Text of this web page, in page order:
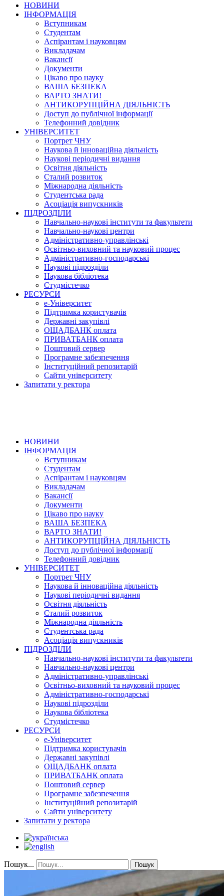
НОВИНИ
ІНФОРМАЦІЯ
Вступникам
Студентам
Аспірантам і науковцям
Викладачам
Вакансії
Документи
Цікаво про науку
ВАША БЕЗПЕКА
ВАРТО ЗНАТИ!
АНТИКОРУПЦІЙНА ДІЯЛЬНІСТЬ
Доступ до публічної інформації
Телефонний довідник
УНІВЕРСИТЕТ
Портрет ЧНУ
Наукова й інноваційна діяльність
Наукові періодичні видання
Освітня діяльність
Сталий розвиток
Міжнародна діяльність
Студентська рада
Асоціація випускників
ПІДРОЗДІЛИ
Навчально-наукові інститути та факультети
Навчально-наукові центри
Адміністративно-управлінські
Освітньо-виховний та науковий процес
Адміністративно-господарські
Наукові підрозділи
Наукова бібліотека
Студмістечко
РЕСУРСИ
е-Університет
Підтримка користувачів
Державні закупівлі
ОЩАДБАНК оплата
ПРИВАТБАНК оплата
Поштовий сервер
Програмне забезпечення
Інституційний репозитарій
Сайти університету
Запитати у ректора
НОВИНИ
ІНФОРМАЦІЯ
Вступникам
Студентам
Аспірантам і науковцям
Викладачам
Вакансії
Документи
Цікаво про науку
ВАША БЕЗПЕКА
ВАРТО ЗНАТИ!
АНТИКОРУПЦІЙНА ДІЯЛЬНІСТЬ
Доступ до публічної інформації
Телефонний довідник
УНІВЕРСИТЕТ
Портрет ЧНУ
Наукова й інноваційна діяльність
Наукові періодичні видання
Освітня діяльність
Сталий розвиток
Міжнародна діяльність
Студентська рада
Асоціація випускників
ПІДРОЗДІЛИ
Навчально-наукові інститути та факультети
Навчально-наукові центри
Адміністративно-управлінські
Освітньо-виховний та науковий процес
Адміністративно-господарські
Наукові підрозділи
Наукова бібліотека
Студмістечко
РЕСУРСИ
е-Університет
Підтримка користувачів
Державні закупівлі
ОЩАДБАНК оплата
ПРИВАТБАНК оплата
Поштовий сервер
Програмне забезпечення
Інституційний репозитарій
Сайти університету
Запитати у ректора
Пошук... Пошук